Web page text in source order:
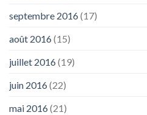
septembre 2016(17)
août 2016(15)
juillet 2016(19)
juin 2016(22)
mai 2016(21)